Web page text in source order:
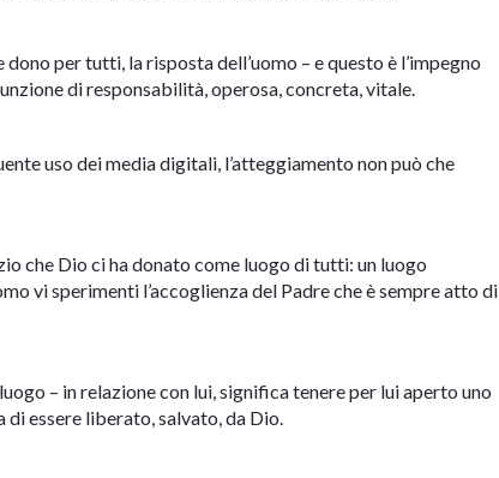
per tutti, la risposta dell’uomo – e questo è l’impegno
di responsabilità, operosa, concreta, vitale.
uso dei media digitali, l’atteggiamento non può che
che Dio ci ha donato come luogo di tutti: un luogo
vi sperimenti l’accoglienza del Padre che è sempre atto di
– in relazione con lui, significa tenere per lui aperto uno
essere liberato, salvato, da Dio.